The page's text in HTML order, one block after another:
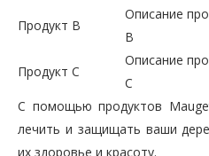
Продукт B
Описание
B
Продукт C
Описание
C
С помощью продуктов
лечить и защищать ваши
их здоровье и красоту.